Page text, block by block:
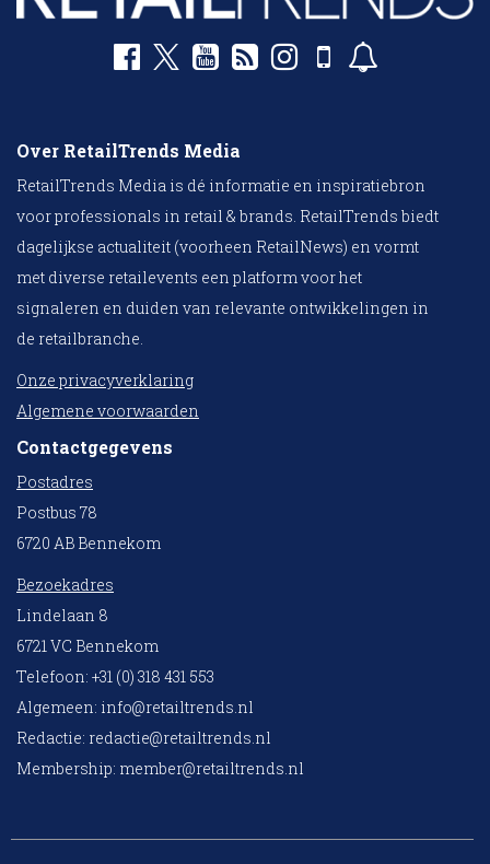
Over RetailTrends Media
RetailTrends Media is dé informatie en inspiratiebron
voor professionals in retail & brands. RetailTrends biedt
dagelijkse actualiteit (voorheen RetailNews) en vormt
met diverse retailevents een platform voor het
signaleren en duiden van relevante ontwikkelingen in
de retailbranche.
Onze privacyverklaring
Algemene voorwaarden
Contactgegevens
Postadres
Postbus 78
6720 AB Bennekom
Bezoekadres
Lindelaan 8
6721 VC Bennekom
Telefoon: +31 (0) 318 431 553
Algemeen: info@retailtrends.nl
Redactie: redactie@retailtrends.nl
Membership: member@retailtrends.nl